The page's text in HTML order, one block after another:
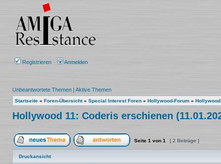
Registrieren Anmelden
Unbeantwortete Themen | Aktive Themen
Startseite » Foren-Übersicht» Special Interest Foren » Hollywood-Forum »
Hollywood 11: Coderis erschienen
Ein neues Thema erstellenAuf das Thema antworten
Seite 1 von 1 [ 2 Beiträge ]
Druckansicht